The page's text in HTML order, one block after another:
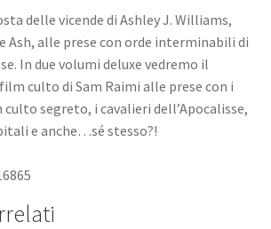
delle vicende di Ashley J. Williams,
Ash, alle prese con orde interminabili di
In due volumi deluxe vedremo il
culto di Sam Raimi alle prese con i
segreto, i cavalieri dell’Apocalisse,
e anche…sé stesso?!